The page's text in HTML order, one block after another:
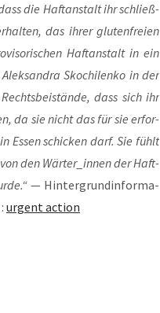
die Haft­an­stalt ihr schließ­
das ihrer glu­ten­frei­en
Haft­an­stalt in ein
Skoch­i­len­ko in der
dass sich ihr
da sie nicht das für sie erfor­
Essen schi­cken darf. Sie fühlt
den Wärter_innen der Haft­
— Hin­ter­grund­in­for­ma­
urgent action